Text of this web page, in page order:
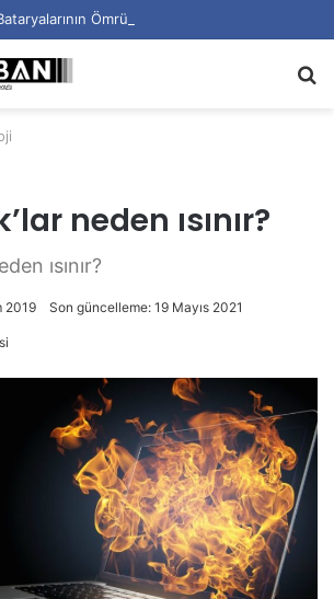
Ömrü Nasıl Uzatılır?
neden ısınır?
ısınır?
2019 Son güncelleme: 19 Mayıs 2021